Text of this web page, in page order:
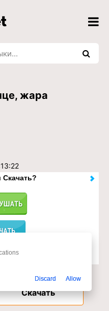
жара
сервису
Скачать
Discard Allow